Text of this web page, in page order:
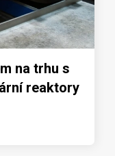
na trhu s
reaktory